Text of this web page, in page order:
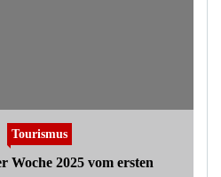
Tourismus
Woche 2025 vom ersten